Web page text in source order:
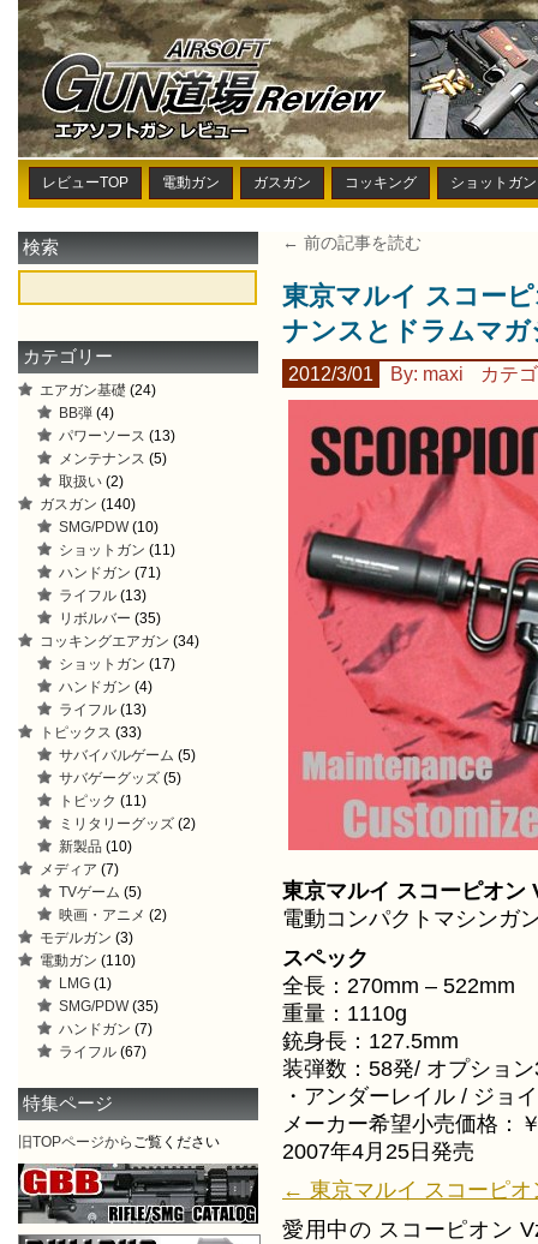
レビューTOP 電動ガン ガスガン コッキング ショットガン
← 前の記事を読む
東京マルイ スコー
ナンスとドラムマガ
2012/3/01 By: maxi カテ
東京マルイ スコーピオン
電動コンパクトマシンガ
スペック
全長：270mm – 522mm
重量：1110g
銃身長：127.5mm
装弾数：58発/ オプショ
・アンダーレイル / ジョ
メーカー希望小売価格：
2007年4月25日発売
← 東京マルイ スコーピ
愛用中の スコーピオン
検索
カテゴリー
エアガン基礎 (24)
BB弾 (4)
パワーソース (13)
メンテナンス (5)
取扱い (2)
ガスガン (140)
SMG/PDW(10)
ショットガン (11)
ハンドガン (71)
ライフル (13)
リボルバー (35)
コッキングエアガン (34)
ショットガン (17)
ハンドガン (4)
ライフル (13)
トピックス (33)
サバイバルゲーム (5)
サバゲーグッズ (5)
トピック (11)
ミリタリーグッズ (2)
新製品 (10)
メディア (7)
TVゲーム (5)
映画・アニメ (2)
モデルガン (3)
電動ガン (110)
LMG (1)
SMG/PDW(35)
ハンドガン (7)
ライフル (67)
特集ページ
旧TOPページから ご覧ください